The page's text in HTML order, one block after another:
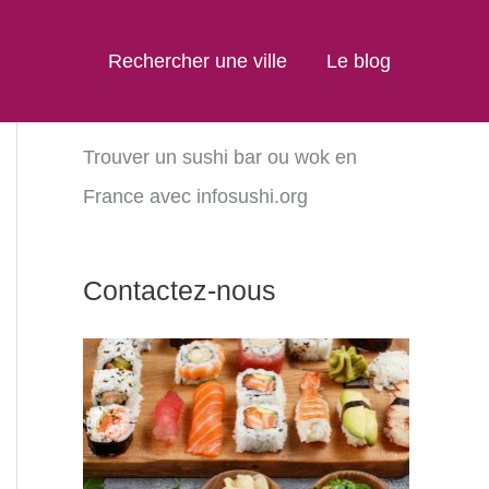
Rechercher une ville Le blog
Trouver un sushi bar ou wok en
France avec infosushi.org
Contactez-nous